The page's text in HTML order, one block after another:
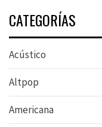
CATEGORÍAS
Acústico
Altpop
Americana